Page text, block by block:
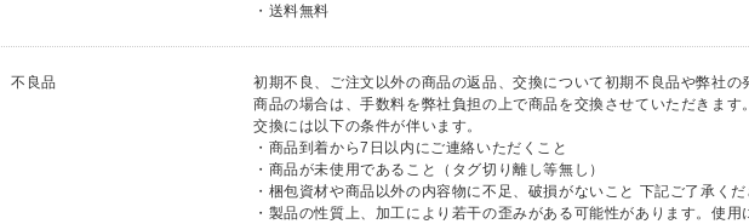
・送料無料
不良品
初期不良、ご注文以外の商品の返品、交換について初期不良品や弊社の
商品の場合は、手数料を弊社負担の上で商品を交換させていただきます。
交換には以下の条件が伴います。
・商品到着から7日以内にご連絡いただくこと
・商品が未使用であること（タグ切り離し等無し）
・梱包資材や商品以外の内容物に不足、破損がないこと 下記ご了承くだ
・製品の性質上、加工により若干の歪みがある可能性があります。使